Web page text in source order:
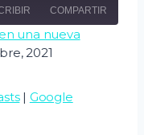
COMPARTIR
Podcasts
una nueva
2021
| Google